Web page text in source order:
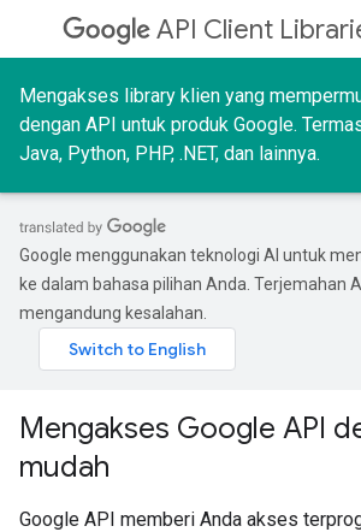
API Client
Mengakses library klien yang
dengan API untuk produk Google.
Java, Python, PHP, .NET, dan lainnya.
Google menggunakan teknologi AI untuk
ke dalam bahasa pilihan Anda. Terjemahan
mengandung kesalahan.
Mengakses Google API
mudah
Google API memberi Anda akses